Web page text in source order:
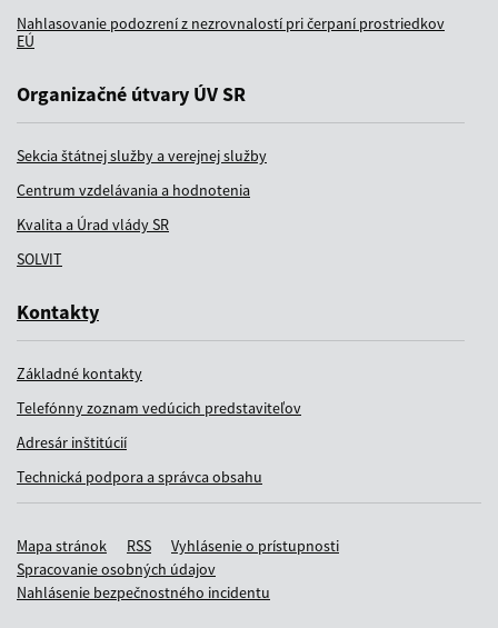
Nahlasovanie podozrení z nezrovnalostí pri čerpaní prostriedkov
EÚ
Organizačné útvary ÚV SR
Sekcia štátnej služby a verejnej služby
Centrum vzdelávania a hodnotenia
Kvalita a Úrad vlády SR
SOLVIT
Kontakty
Základné kontakty
Telefónny zoznam vedúcich predstaviteľov
Adresár inštitúcií
Technická podpora a správca obsahu
Mapa stránok RSS
Vyhlásenie o prístupnosti
Spracovanie osobných údajov
Nahlásenie bezpečnostného incidentu